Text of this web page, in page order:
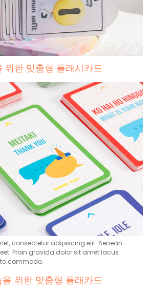
위한 맞춤형 플래시카드
, consectetur adipiscing elit. Aenean
. Proin gravida dolor sit amet lacus
commodo.
위한 맞춤형 플래카드